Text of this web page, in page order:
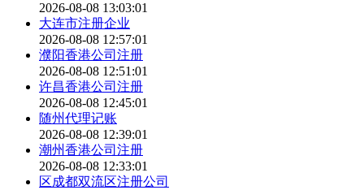
2026-08-08 13:03:01
大连市注册企业
2026-08-08 12:57:01
濮阳香港公司注册
2026-08-08 12:51:01
许昌香港公司注册
2026-08-08 12:45:01
随州代理记账
2026-08-08 12:39:01
潮州香港公司注册
2026-08-08 12:33:01
区成都双流区注册公司